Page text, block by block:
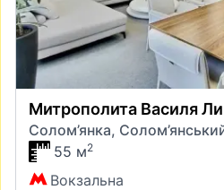
Митрополита Василя
Солом’янка,
55 м2
Вокзальна